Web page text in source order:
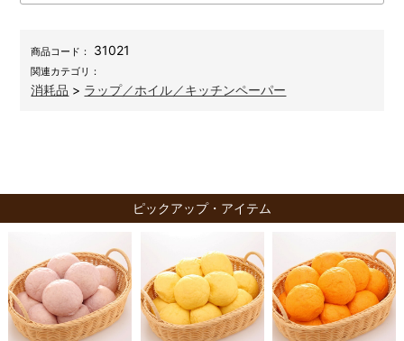
商品コード： 31021
関連カテゴリ：
消耗品 > ラップ／ホイル／キッチンペーパー
ピックアップ・アイテム